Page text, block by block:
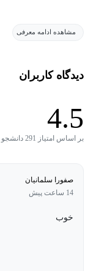
مشاهده ادامه معرفی
دیدگاه کاربران
4.5
بر اساس امتیاز 291 دانشجو
صفورا سلمانيان
14 ساعت پیش
خوب